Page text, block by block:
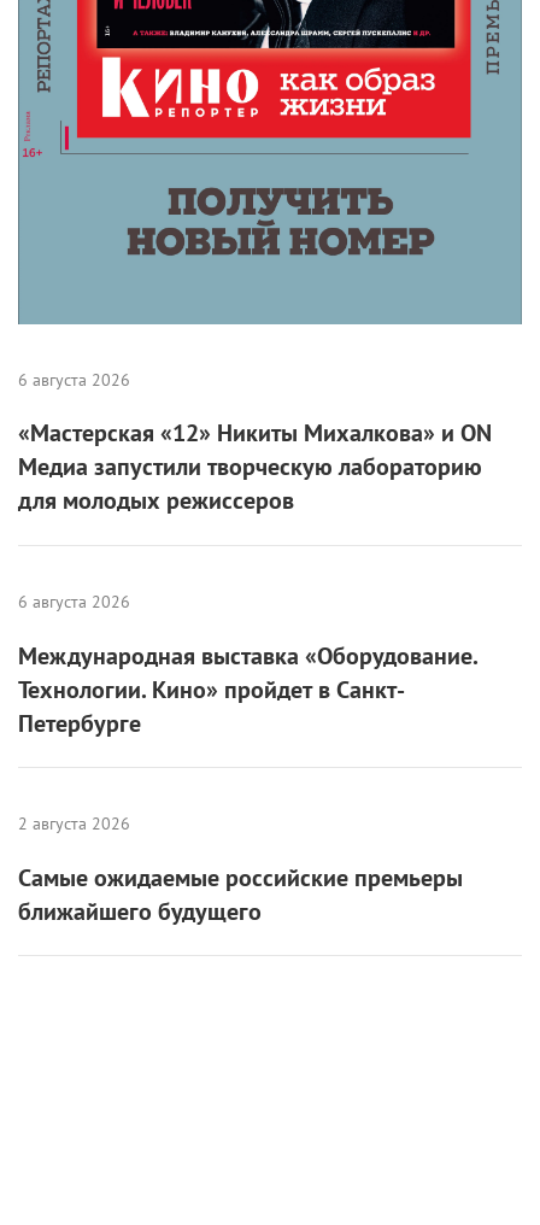
6 августа 2026
«Мастерская «12» Никиты Михалкова» и ON
Медиа запустили творческую лабораторию
для молодых режиссеров
6 августа 2026
Международная выставка «Оборудование.
Технологии. Кино» пройдет в Санкт-
Петербурге
2 августа 2026
Самые ожидаемые российские премьеры
ближайшего будущего